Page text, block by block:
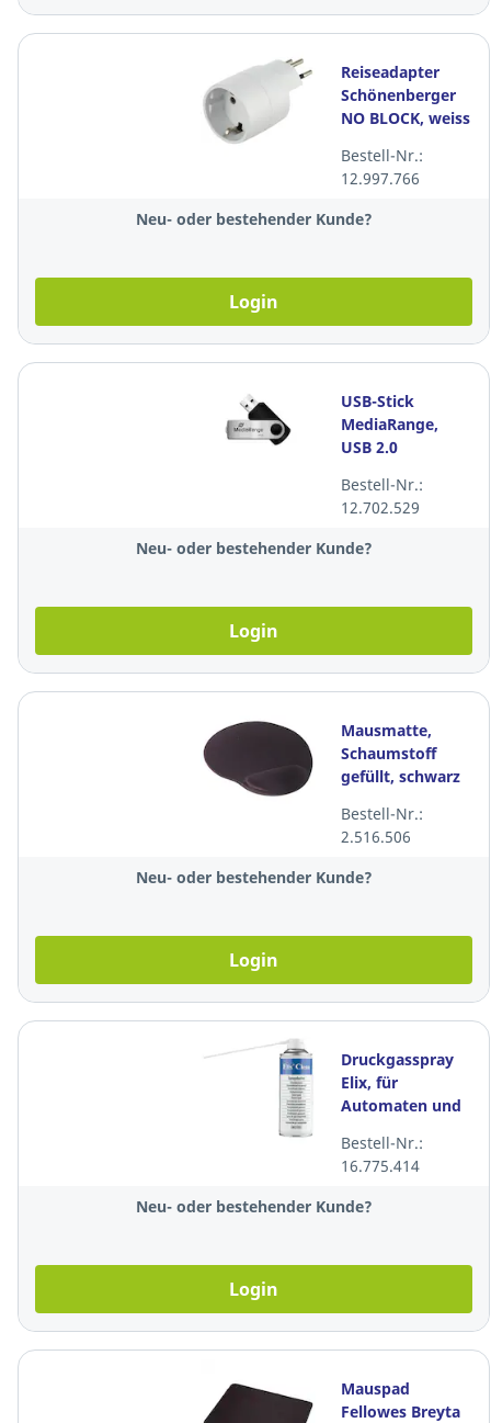
Reiseadapter
Schönenberger
NO BLOCK, weiss
Bestell-Nr.:
12.997.766
Neu- oder bestehender Kunde?
Login
USB-Stick
MediaRange,
USB 2.0
64GB
Speicherkapazität,
schwarz
Bestell-Nr.:
12.702.529
Neu- oder bestehender Kunde?
Login
Mausmatte,
Schaumstoff
gefüllt, schwarz
Bestell-Nr.:
2.516.506
Neu- oder bestehender Kunde?
Login
Druckgasspray
Elix, für
Automaten und
400 ml
Bestell-Nr.:
16.775.414
Neu- oder bestehender Kunde?
Login
Mauspad
Fellowes Breyta